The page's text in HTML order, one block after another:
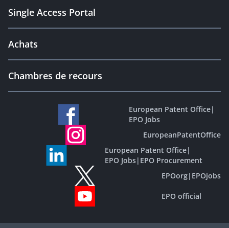
Single Access Portal
Achats
Chambres de recours
European Patent Office|
EPO Jobs
EuropeanPatentOffice
European Patent Office|
EPO Jobs| EPO Procurement
EPOorg| EPOjobs
EPO official